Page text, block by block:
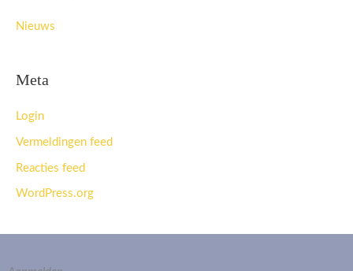
Nieuws
Meta
Login
Vermeldingen feed
Reacties feed
WordPress.org